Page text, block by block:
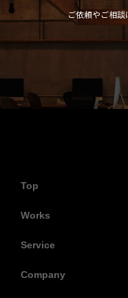
ご依頼やご相談
Top
Works
Service
Company